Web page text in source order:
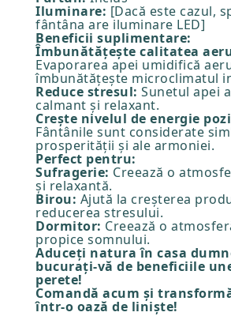
Iluminare: [Dacă este cazul,
fântâna are iluminare LED]
Beneficii suplimentare:
Îmbunătățește calitatea
Evaporarea apei umidifică
îmbunătățește microclimatul
Reduce stresul: Sunetul apei
calmant și relaxant.
Crește nivelul de energie
Fântânile sunt considerate
prosperității și ale armoniei.
Perfect pentru:
Sufragerie: Creează o
și relaxantă.
Birou: Ajută la creșterea
reducerea stresului.
Dormitor: Creează o
propice somnului.
Aduceți natura în casa
bucurați-vă de beneficiile
perete!
Comandă acum și
într-o oază de liniște!